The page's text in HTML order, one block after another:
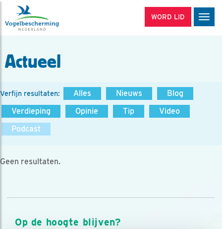
WORD LID
Actueel
Verfijn resultaten: Alles Nieuws
Blog
Verdieping
Opinie Tip
Video
Podcast
Geen resultaten.
Op de hoogte blijven?